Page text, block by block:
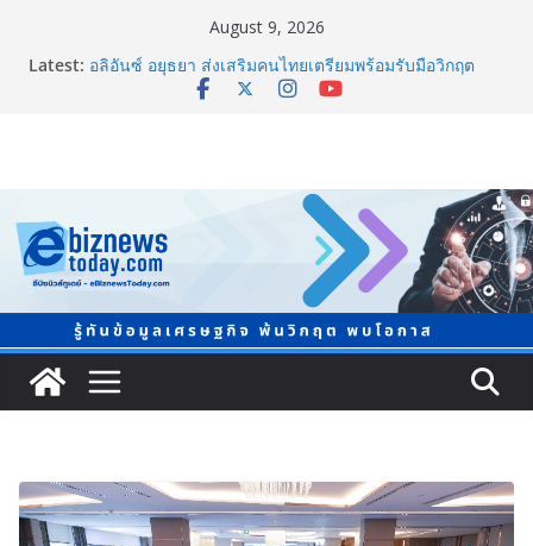
August 9, 2026
Latest: ภาครัฐ-เอกชนจับมือสัมมนาใหญ่ ยกระดับอุตสาหกรรมเซ
รามิกไทยสู่สากล พร้อมชวนผู้ประกอบไทยร่วมงาน
นิทรรศการยกระดับ…ความเป็นห่วง” ในงาน Hug
ยิ่งใหญ่ Thailand e-Commerce Expo 2026 ผนึกกว่า 50
พันธมิตร ปั้นผู้ประกอบการไทยสู่ตลาดโลก คาดเงินสะพัด
กว่า 300 ล้านบาท
LORDNINE จัดศึกคนดังสายเกม ไทย ปะทะ ฟิลิปปินส์ ใน
“Rise of the Tenth Lord” เปิดสงครามกิลด์ข้ามประเทศ
ฉลองเซิร์ฟเวอร์ใหม่ เฮเลนา
แพทย์เผย โรคไม่ติดต่อเรื้อรัง NCDs คร่าชีวิตคนไทยก่อน
วัยอันควร ทำสูญเสียทางเศรษฐกิจมหาศาล 1.6 ล้านล้าน